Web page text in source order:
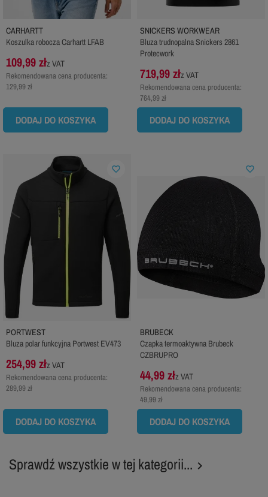
CARHARTT
Koszulka robocza Carhartt LFAB
109,99 złz VAT
Rekomendowana cena producenta:
129,99 zł
DODAJ DO KOSZYKA
SNICKERS WORKWEAR
Bluza trudnopalna Snickers 2861
Protecwork
719,99 złz VAT
Rekomendowana cena producenta:
764,99 zł
DODAJ DO KOSZYKA
PORTWEST
Bluza polar funkcyjna Portwest EV473
254,99 złz VAT
Rekomendowana cena producenta:
289,99 zł
DODAJ DO KOSZYKA
favorite_border
BRUBECK
Czapka termoaktywna Brubeck
CZBRUPRO
44,99 złz VAT
Rekomendowana cena producenta:
49,99 zł
DODAJ DO KOSZYKA
favorite_border
Sprawdź wszystkie w tej kategorii... 